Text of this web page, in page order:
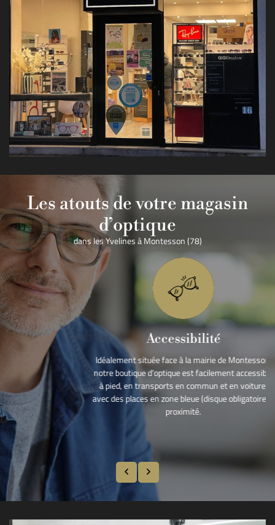
Les atouts de votre magasin
d’optique
dans les Yvelines à Montesson (78)
Accessibilité
Idéalement située face à la mairie de Montesson,
notre boutique d'optique est facilement accessible
à pied, en transports en commun et en voiture,
avec des places en zone bleue (disque obligatoire) à